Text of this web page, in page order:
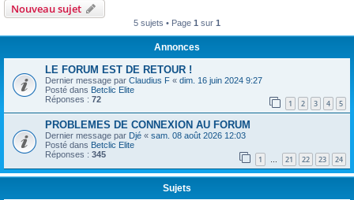
Nouveau sujet
5 sujets • Page 1 sur 1
Annonces
LE FORUM EST DE RETOUR !
Dernier message par Claudius F « dim. 16 juin 2024 9:27
Posté dans Betclic Elite
Réponses : 72 1 2 3 4 5
PROBLEMES DE CONNEXION AU FORUM
Dernier message par Djé « sam. 08 août 2026 12:03
Posté dans Betclic Elite
Réponses : 345 1 … 21 22 23 24
Sujets